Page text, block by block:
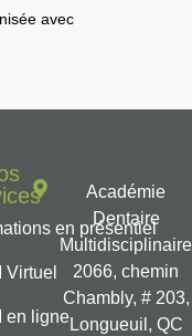
avec
en présentiel
Virtuel
en ligne
Académie
Dentaire
Multidisciplinaire
2066, chemin
Chambly, # 203,
Longueuil, QC